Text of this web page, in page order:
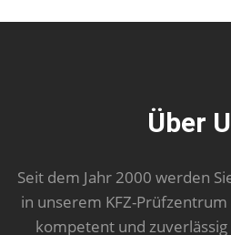
Über
Seit dem Jahr 2000 werden
in unserem KFZ-Prüfzentrum
kompetent und